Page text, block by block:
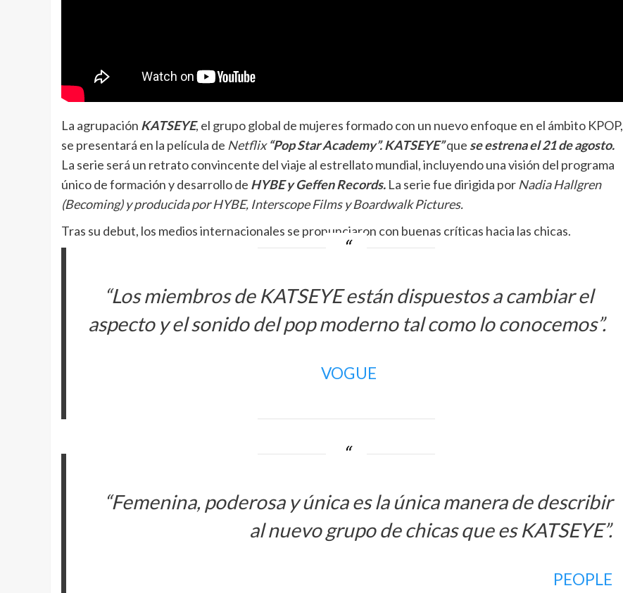
La agrupación KATSEYE, el grupo global de mujeres formado con un nuevo enfoque en el ámbito KPOP,
se presentará en la película de Netflix “Pop Star Academy”. KATSEYE”que se estrena el 21 de agosto.
La serie será un retrato convincente del viaje al estrellato mundial, incluyendo una visión del programa
único de formación y desarrollo de HYBE y Geffen Records. La serie fue dirigida por Nadia Hallgren
(Becoming) y producida por HYBE, Interscope Films y Boardwalk Pictures.
Tras su debut, los medios internacionales se pronunciaron con buenas críticas hacia las chicas.
“Los miembros de KATSEYE están dispuestos a cambiar el
aspecto y el sonido del pop moderno tal como lo conocemos”.
VOGUE
“Femenina, poderosa y única es la única manera de describir
al nuevo grupo de chicas que es KATSEYE”.
PEOPLE